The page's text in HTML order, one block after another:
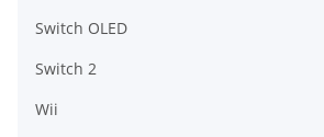
Switch OLED
Switch 2
Wii